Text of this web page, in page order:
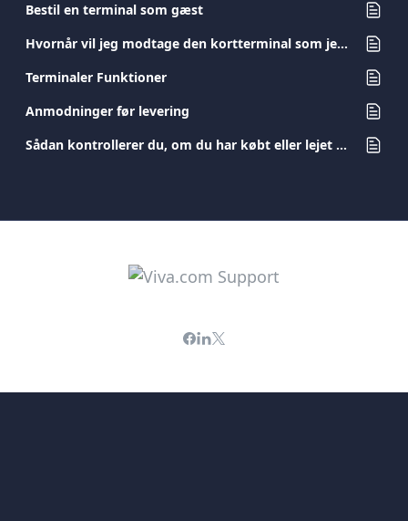
Bestil en terminal som gæst
Hvornår vil jeg modtage den kortterminal som jeg har bestilt?
Terminaler Funktioner
Anmodninger før levering
Sådan kontrollerer du, om du har købt eller lejet din terminal